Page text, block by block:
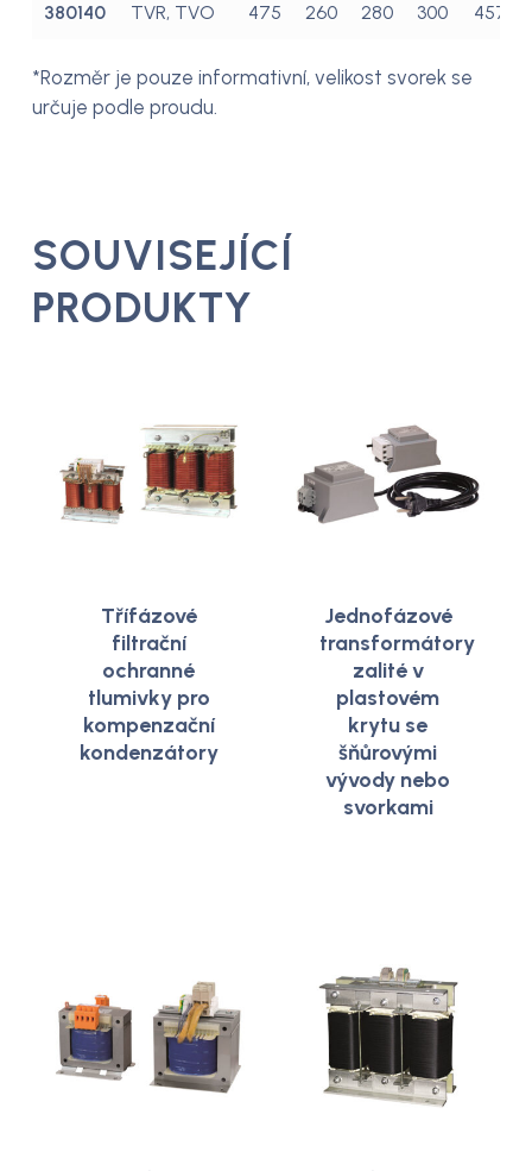
380140 TVR, TVO 475 260 280 300 457
*Rozměr je pouze informativní, velikost svorek se
určuje podle proudu.
SOUVISEJÍCÍ
PRODUKTY
Třífázové
filtrační
ochranné
tlumivky pro
kompenzační
kondenzátory
Jednofázové
transformátory
zalité v
plastovém
krytu se
šňůrovými
vývody nebo
svorkami